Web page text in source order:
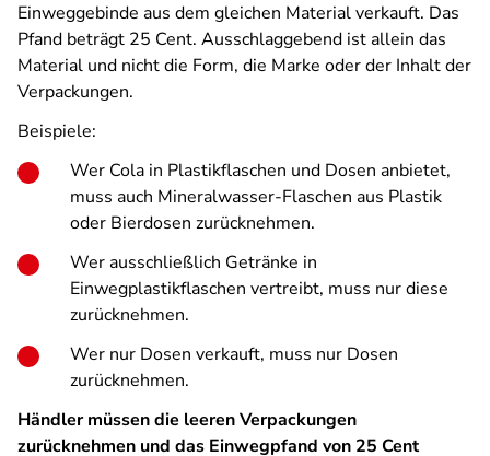
Einweggebinde aus dem gleichen Material verkauft. Das
Pfand beträgt 25 Cent. Ausschlaggebend ist allein das
Material und nicht die Form, die Marke oder der Inhalt der
Verpackungen.
Beispiele:
Wer Cola in Plastikflaschen und Dosen anbietet,
muss auch Mineralwasser-Flaschen aus Plastik
oder Bierdosen zurücknehmen.
Wer ausschließlich Getränke in
Einwegplastikflaschen vertreibt, muss nur diese
zurücknehmen.
Wer nur Dosen verkauft, muss nur Dosen
zurücknehmen.
Händler müssen die leeren Verpackungen
zurücknehmen und das Einwegpfand von 25 Cent